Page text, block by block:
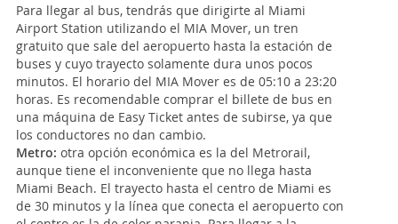
Para llegar al bus, tendrás que dirigirte al Miami
Airport Station utilizando el MIA Mover, un tren
gratuito que sale del aeropuerto hasta la estación de
buses y cuyo trayecto solamente dura unos pocos
minutos. El horario del MIA Mover es de 05:10 a 23:20
horas. Es recomendable comprar el billete de bus en
una máquina de Easy Ticket antes de subirse, ya que
los conductores no dan cambio.
Metro: otra opción económica es la del Metrorail,
aunque tiene el inconveniente que no llega hasta
Miami Beach. El trayecto hasta el centro de Miami es
de 30 minutos y la línea que conecta el aeropuerto con